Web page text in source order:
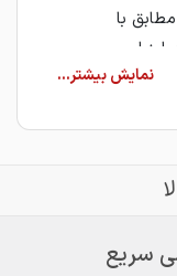
با
این
سازه را
به شمار
سریع